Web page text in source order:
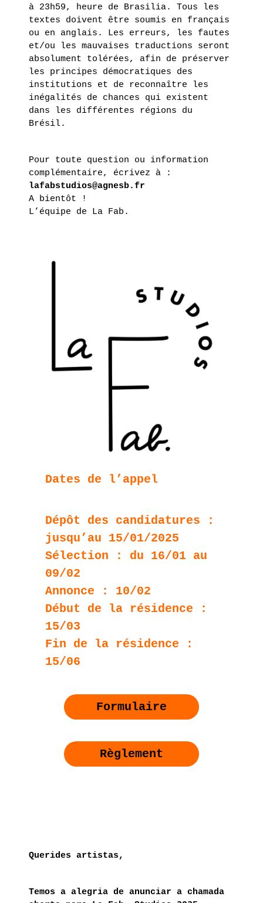
à 23h59, heure de Brasilia. Tous les
textes doivent être soumis en français
ou en anglais. Les erreurs, les fautes
et/ou les mauvaises traductions seront
absolument tolérées, afin de préserver
les principes démocratiques des
institutions et de reconnaître les
inégalités de chances qui existent
dans les différentes régions du
Brésil.
Pour toute question ou information
complémentaire, écrivez à :
lafabstudios@agnesb.fr
A bientôt !
L’équipe de La Fab.
Dates de l’appel
Dépôt des candidatures :
jusqu’au 15/01/2025
Sélection : du 16/01 au
09/02
Annonce : 10/02
Début de la résidence :
15/03
Fin de la résidence :
15/06
Formulaire
Règlement
Querides artistas,
Temos a alegria de anunciar a chamada